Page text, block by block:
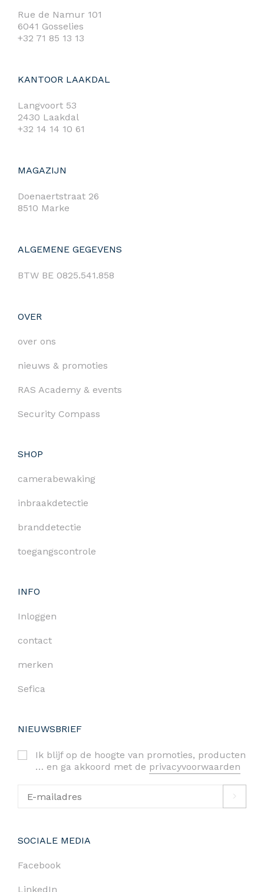
Rue de Namur 101
6041 Gosselies
+32 71 85 13 13
KANTOOR LAAKDAL
Langvoort 53
2430 Laakdal
+32 14 14 10 61
MAGAZIJN
Doenaertstraat 26
8510 Marke
ALGEMENE GEGEVENS
BTW BE 0825.541.858
OVER
over ons
nieuws & promoties
RAS Academy & events
Security Compass
SHOP
camerabewaking
inbraakdetectie
branddetectie
toegangscontrole
INFO
Inloggen
contact
merken
Sefica
NIEUWSBRIEF
Ik blijf op de hoogte van promoties, producten
… en ga akkoord met de privacyvoorwaarden
SOCIALE MEDIA
Facebook
LinkedIn